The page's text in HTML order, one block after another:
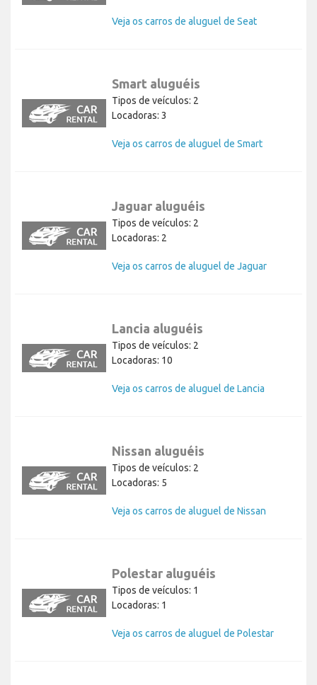
Veja os carros de aluguel de Seat
Smart aluguéis
Tipos de veículos: 2
Locadoras: 3
Veja os carros de aluguel de Smart
Jaguar aluguéis
Tipos de veículos: 2
Locadoras: 2
Veja os carros de aluguel de Jaguar
Lancia aluguéis
Tipos de veículos: 2
Locadoras: 10
Veja os carros de aluguel de Lancia
Nissan aluguéis
Tipos de veículos: 2
Locadoras: 5
Veja os carros de aluguel de Nissan
Polestar aluguéis
Tipos de veículos: 1
Locadoras: 1
Veja os carros de aluguel de Polestar